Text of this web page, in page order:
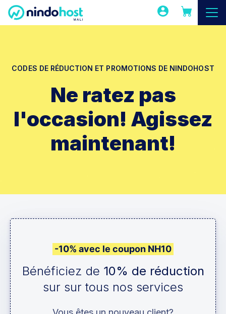
CODES DE RÉDUCTION ET PROMOTIONS DE NINDOHOST
Ne ratez pas
l'occasion! Agissez
maintenant!
-10% avec le coupon NH10
Bénéficiez de 10% de réduction
sur sur tous nos services